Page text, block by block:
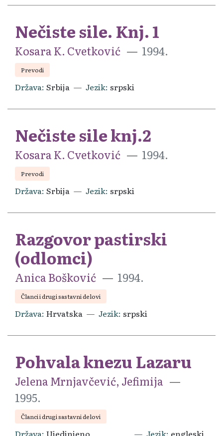
Nečiste sile. Knj. 1
Kosara K. Cvetković 1994.
Prevodi
Država Srbija Jezik srpski
Nečiste sile knj.2
Kosara K. Cvetković 1994.
Prevodi
Država Srbija Jezik srpski
Razgovor pastirski
(odlomci)
Anica Bošković 1994.
Članci i drugi sastavni delovi
Država Hrvatska Jezik srpski
Pohvala knezu Lazaru
Jelena Mrnjavčević, Jefimija
1995.
Članci i drugi sastavni delovi
Država Ujedinjeno
Jezik engleski